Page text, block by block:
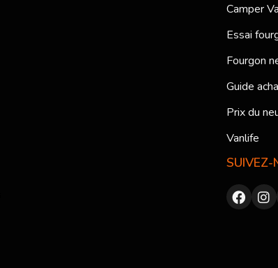
Camper
Essai
Fourgon
Guide
Prix du
Vanlife
SUIVEZ-